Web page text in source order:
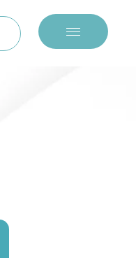
メニューを開閉